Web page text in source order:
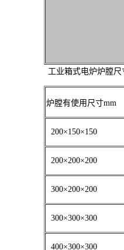
工业箱式电炉炉膛尺寸可
炉膛有使用尺寸mm
200×150×150
200×200×200
300×200×200
300×300×300
400×300×300